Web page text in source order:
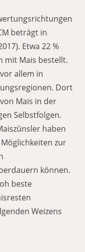
beträgt in
Etwa 22 %
mit Mais bestellt.
allem in
Dort
Mais in der
Selbstfolgen.
haben
zur
können.
beste
Weizens